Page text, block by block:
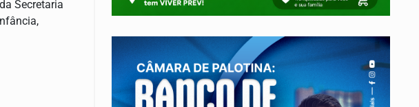
Secretaria